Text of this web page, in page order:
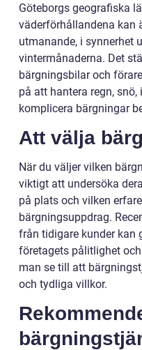
Göteborgs geografiska
väderförhållandena kan
utmanande, i synnerhet
vintermånaderna. Det
bärgningsbilar och
på att hantera regn,
komplicera bärgningar
Att välja
När du väljer vilken
viktigt att undersöka
på plats och vilken
bärgningsuppdrag.
från tidigare kunder kan
företagets pålitlighet
man se till att
och tydliga villkor.